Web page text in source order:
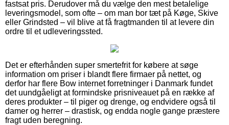
fastsat pris. Derudover må du vælge den mest betalelige
leveringsmodel, som ofte – om man bor tæt på Køge, Skive
eller Grindsted – vil blive at få fragtmanden til at levere din
ordre til et udleveringssted.
Det er efterhånden super smertefrit for købere at søge
information om priser i blandt flere firmaer på nettet, og
derfor har flere Bow internet forretninger i Danmark fundet
det uundgåeligt at formindske prisniveauet på en række af
deres produkter – til piger og drenge, og endvidere også til
damer og herrer – drastisk, og endda nogle gange præstere
fragt uden beregning.